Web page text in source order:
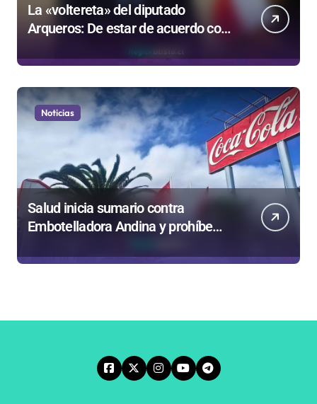
La «voltereta» del diputado
Arqueros: De estar de acuerdo con
privatizar Codelco a defender una
empresa 100% estatal
Noticias
Salud inicia sumario contra
Embotelladora Andina y prohíbe
laborales